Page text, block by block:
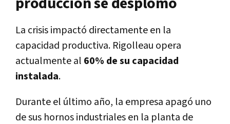
La crisis impactó directamente en la
capacidad productiva. Rigolleau opera
actualmente al 60% de su capacidad
instalada.
Durante el último año, la empresa apagó uno
de sus hornos industriales en la planta de